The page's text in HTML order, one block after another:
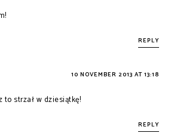
REPLY
10 NOVEMBER 2013 AT 13:18
strzał w dziesiątkę!
REPLY